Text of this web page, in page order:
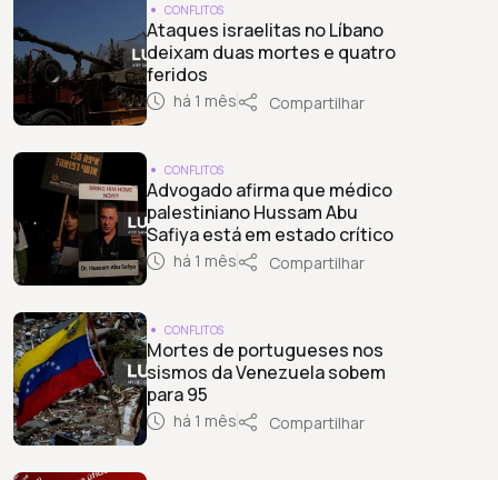
CONFLITOS
Ataques israelitas no Líbano
deixam duas mortes e quatro
feridos
há 1 mês Compartilhar
CONFLITOS
Advogado afirma que médico
palestiniano Hussam Abu
Safiya está em estado crítico
há 1 mês Compartilhar
CONFLITOS
Mortes de portugueses nos
sismos da Venezuela sobem
para 95
há 1 mês Compartilhar